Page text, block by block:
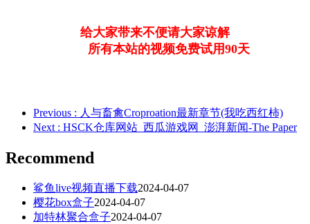
给大家带来不便请大家谅解
所有本站的视频免费试用90天
Previous : 人与畜禽Croproation最新章节(我吃西红柿)
Next : HSCK仓库网站_西瓜游戏网_澎湃新闻-The Paper
Recommend
鲨鱼live视频直播下载2024-04-07
樱花box盒子2024-04-07
加特林聚合盒子2024-04-07